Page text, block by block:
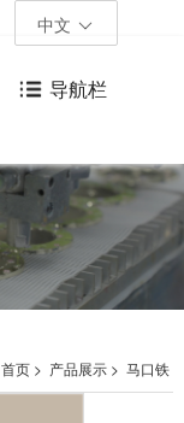
中文
导航栏
首页 > 产品展示 > 马口铁